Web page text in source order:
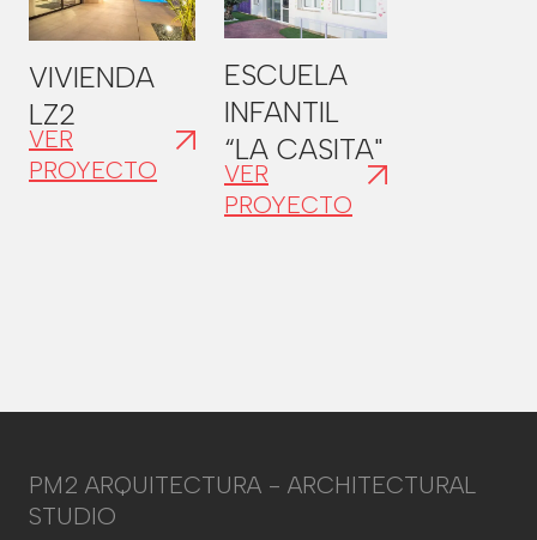
VIVIENDA
LZ2
VER
PROYECTO
ESCUELA
INFANTIL
“LA CASITA"
VER
PROYECTO
PM2 ARQUITECTURA - ARCHITECTURAL
STUDIO